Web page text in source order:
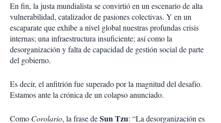
En fin, la justa mundialista se convirtió en un escenario de alta
vulnerabilidad, catalizador de pasiones colectivas. Y en un
escaparate que exhibe a nivel global nuestras profundas crisis
internas; una infraestructura insuficiente; así como la
desorganización y falta de capacidad de gestión social de parte
del gobierno.
Es decir, el anfitrión fue superado por la magnitud del desafío.
Estamos ante la crónica de un colapso anunciado.
Como Corolario, la frase deSun Tzu: “La desorganización es